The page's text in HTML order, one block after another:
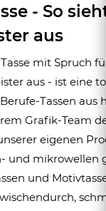
- So
aus
mit Spruch
aus - ist eine
Berufe-Tassen
Grafik-Team
eigenen
und mikrowellen
und